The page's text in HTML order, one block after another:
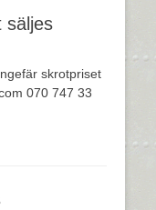
säljes
skrotpriset
070 747 33